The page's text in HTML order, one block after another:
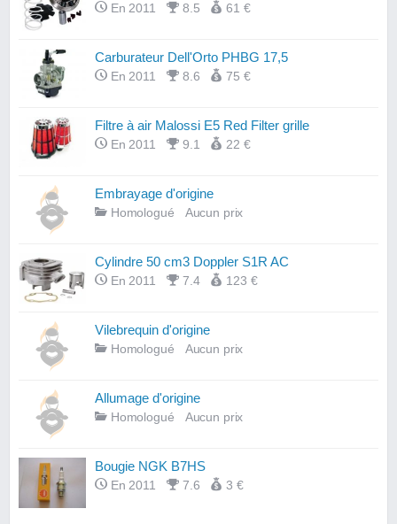
En 2011 8.5 61 €
Carburateur Dell'Orto PHBG 17,5
En 2011 8.6 75 €
Filtre à air Malossi E5 Red Filter grille
En 2011 9.1 22 €
Embrayage d'origine
Homologué Aucun prix
Cylindre 50 cm3 Doppler S1R AC
En 2011 7.4 123 €
Vilebrequin d'origine
Homologué Aucun prix
Allumage d'origine
Homologué Aucun prix
Bougie NGK B7HS
En 2011 7.6 3 €